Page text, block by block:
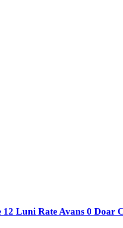
Luni Rate Avans 0 Doar